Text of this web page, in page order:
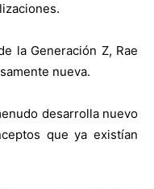
la Generación Z, Rae
nueva.
desarrolla nuevo
que ya existían